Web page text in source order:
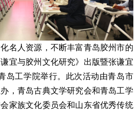
人资源，不断丰富青岛胶州市的
宜与胶州文化研究》出版暨张谦宜
岛工学院举行。此次活动由青岛市
，青岛古典文学研究会和青岛工学
家族文化委员会和山东省优秀传统